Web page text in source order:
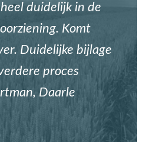
duidelijk in de
Komt
Duidelijke bijlage
proces
Daarle